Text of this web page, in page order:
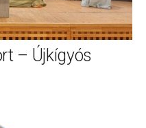
– Újkígyós